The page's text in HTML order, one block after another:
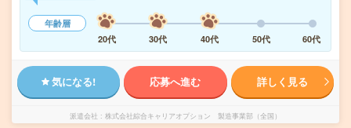
年齢層
20代
30代 40代 50代 60代
気になる! 応募へ進む 詳しく見る
派遣会社 株式会社綜合キャリアオプション 製造事業部（全国）